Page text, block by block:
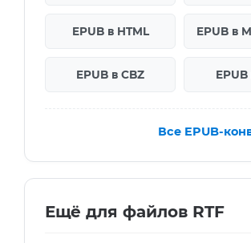
EPUB в HTML EPUB в
EPUB в CBZ EPUB
Все EPUB-
Ещё для файлов RTF